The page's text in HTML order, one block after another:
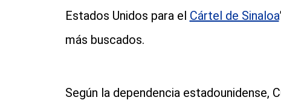
Estados Unidos para el Cártel de Sinaloa
más buscados.
Según la dependencia estadounidense,